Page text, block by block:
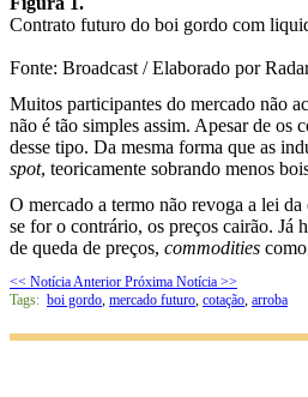
Contrato futuro do boi gordo com
Fonte: Broadcast / Elaborado por
Muitos participantes do mercado não
não é tão simples assim. Apesar de os
desse tipo. Da mesma forma que as
spot, teoricamente sobrando menos
O mercado a termo não revoga a lei
se for o contrário, os preços cairão. Já
de queda de preços, commodities
<< Notícia Anterior Próxima Notícia >>
Tags: boi gordo, mercado futuro, cotação, arroba